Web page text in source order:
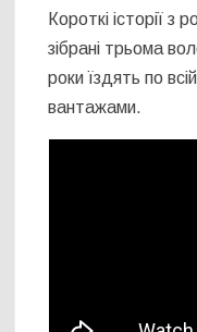
Короткі історії з
зібрані трьома
роки їздять по
вантажами.